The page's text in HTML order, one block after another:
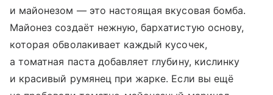
и майонезом — это настоящая вкусовая бомба.
Майонез создаёт нежную, бархатистую основу,
которая обволакивает каждый кусочек,
а томатная паста добавляет глубину, кислинку
и красивый румянец при жарке. Если вы ещё